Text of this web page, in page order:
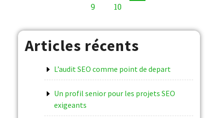
9
10
Articles récents
L’audit SEO comme point de depart
Un profil senior pour les projets SEO
exigeants